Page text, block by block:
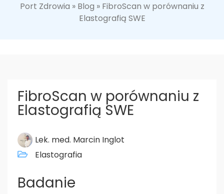
Port Zdrowia » Blog » FibroScan w porównaniu z
Elastografią SWE
FibroScan w porównaniu z
Elastografią SWE
Lek. med. Marcin Inglot
Elastografia
Badanie